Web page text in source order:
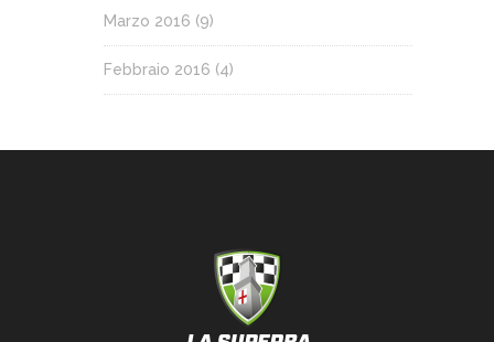
Marzo 2016 (9)
Febbraio 2016 (4)